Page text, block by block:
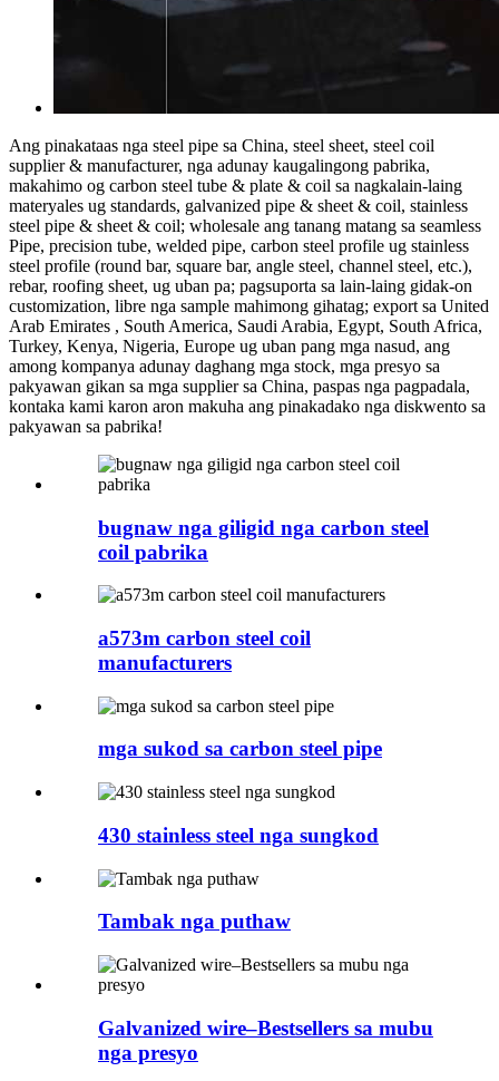
Ang pinakataas nga steel pipe sa China, steel sheet, steel coil
supplier & manufacturer, nga adunay kaugalingong pabrika,
makahimo og carbon steel tube & plate & coil sa nagkalain-laing
materyales ug standards, galvanized pipe & sheet & coil, stainless
steel pipe & sheet & coil; wholesale ang tanang matang sa seamless
Pipe, precision tube, welded pipe, carbon steel profile ug stainless
steel profile (round bar, square bar, angle steel, channel steel, etc.),
rebar, roofing sheet, ug uban pa; pagsuporta sa lain-laing gidak-on
customization, libre nga sample mahimong gihatag; export sa United
Arab Emirates , South America, Saudi Arabia, Egypt, South Africa,
Turkey, Kenya, Nigeria, Europe ug uban pang mga nasud, ang
among kompanya adunay daghang mga stock, mga presyo sa
pakyawan gikan sa mga supplier sa China, paspas nga pagpadala,
kontaka kami karon aron makuha ang pinakadako nga diskwento sa
pakyawan sa pabrika!
bugnaw nga giligid nga carbon steel
coil pabrika
a573m carbon steel coil
manufacturers
mga sukod sa carbon steel pipe
430 stainless steel nga sungkod
Tambak nga puthaw
Galvanized wire–Bestsellers sa mubu
nga presyo